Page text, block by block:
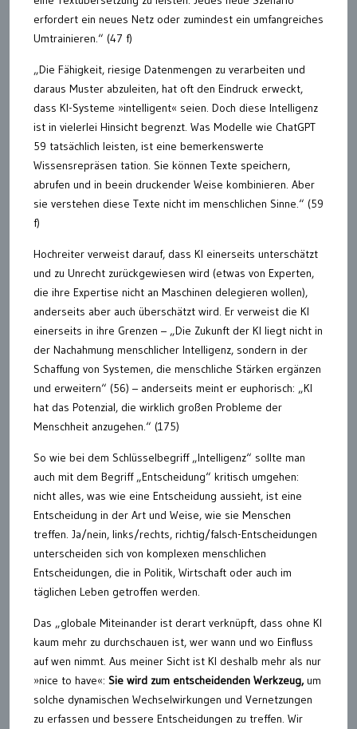
erfordert ein neues Netz oder zumindest ein umfangreiches
Umtrainieren.“ (47 f)
„Die Fähigkeit, riesige Datenmengen zu verarbeiten und
daraus Muster abzuleiten, hat oft den Eindruck erweckt,
dass KI-Systeme »intelligent« seien. Doch diese Intelligenz
ist in vielerlei Hinsicht begrenzt. Was Modelle wie ChatGPT
59 tatsächlich leisten, ist eine bemerkenswerte
Wissensrepräsen tation. Sie können Texte speichern,
abrufen und in beein druckender Weise kombinieren. Aber
sie verstehen diese Texte nicht im menschlichen Sinne.“ (59
f)
Hochreiter verweist darauf, dass KI einerseits unterschätzt
und zu Unrecht zurückgewiesen wird (etwas von Experten,
die ihre Expertise nicht an Maschinen delegieren wollen),
anderseits aber auch überschätzt wird. Er verweist die KI
einerseits in ihre Grenzen – „Die Zukunft der KI liegt nicht in
der Nachahmung menschlicher Intelligenz, sondern in der
Schaffung von Systemen, die menschliche Stärken ergänzen
und erweitern“ (56) – anderseits meint er euphorisch: „KI
hat das Potenzial, die wirklich großen Probleme der
Menschheit anzugehen.“ (175)
So wie bei dem Schlüsselbegriff „Intelligenz“ sollte man
auch mit dem Begriff „Entscheidung“ kritisch umgehen:
nicht alles, was wie eine Entscheidung aussieht, ist eine
Entscheidung in der Art und Weise, wie sie Menschen
treffen. Ja/nein, links/rechts, richtig/falsch-Entscheidungen
unterscheiden sich von komplexen menschlichen
Entscheidungen, die in Politik, Wirtschaft oder auch im
täglichen Leben getroffen werden.
Das „globale Miteinander ist derart verknüpft, dass ohne KI
kaum mehr zu durchschauen ist, wer wann und wo Einfluss
auf wen nimmt. Aus meiner Sicht ist KI deshalb mehr als nur
»nice to have«: Sie wird zum entscheidenden Werkzeug,um
solche dynamischen Wechselwirkungen und Vernetzungen
zu erfassen und bessere Entscheidungen zu treffen. Wir